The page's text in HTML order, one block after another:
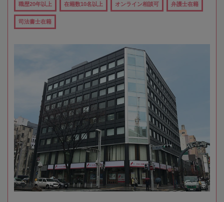
職歴20年以上 在籍数10名以上 オンライン相談可 弁護士在籍
司法書士在籍